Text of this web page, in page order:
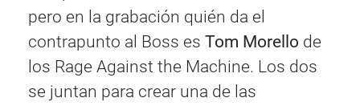
pero en la grabación quién da el
contrapunto al Boss esTom Morello de
los Rage Against the Machine. Los dos
se juntan para crear una de las